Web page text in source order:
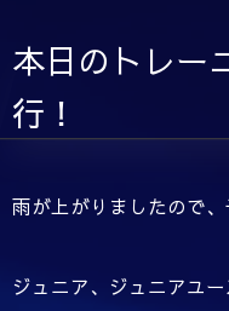
本日のトレー
行！
雨が上がりましたので、
ジュニア、ジュニアユ